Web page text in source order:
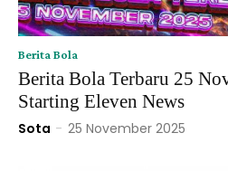
Berita Bola
Berita Bola Terbaru 25
Starting Eleven News
Sota - 25 November 2025